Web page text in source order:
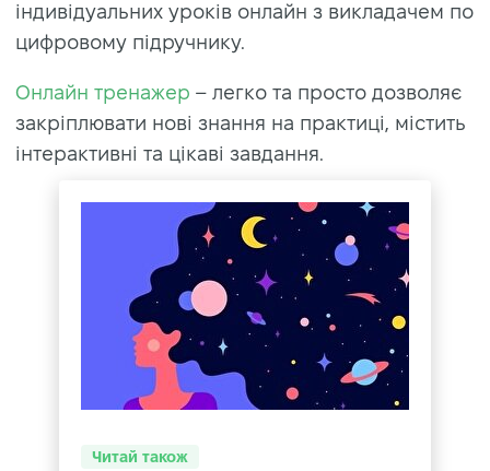
індивідуальних уроків онлайн з викладачем по
цифровому підручнику.
Онлайн тренажер – легко та просто дозволяє
закріплювати нові знання на практиці, містить
інтерактивні та цікаві завдання.
Читай також